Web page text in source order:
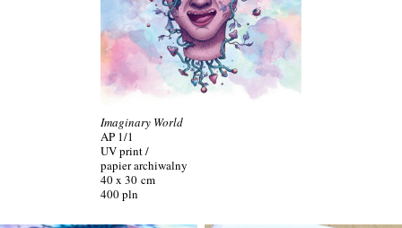
Imaginary World
AP 1/1
UV print /
papier archiwalny
40 x 30 cm
400 pln